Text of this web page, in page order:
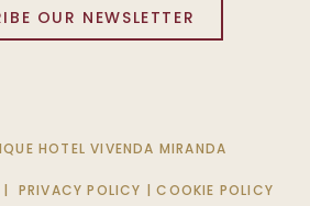
OUR NEWSLETTER
HOTEL VIVENDA MIRANDA
| PRIVACY POLICY |COOKIE POLICY